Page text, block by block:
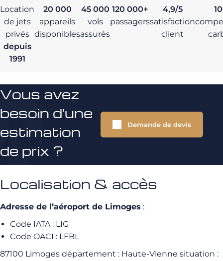
Location
de jets
privés
depuis
1991
20 000
appareils
disponibles
45 000
vols
assurés
120 000+
passagers
4,9/5
satisfaction
client
Vous avez
besoin d'une
estimation
de prix ?
Demande de devis
Localisation & accès
Adresse de l’aéroport de Limoges :
Code IATA : LIG
Code OACI : LFBL
87100 Limoges département : Haute-Vienne situation :